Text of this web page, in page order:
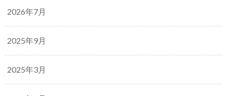
2026年7月
2025年9月
2025年3月